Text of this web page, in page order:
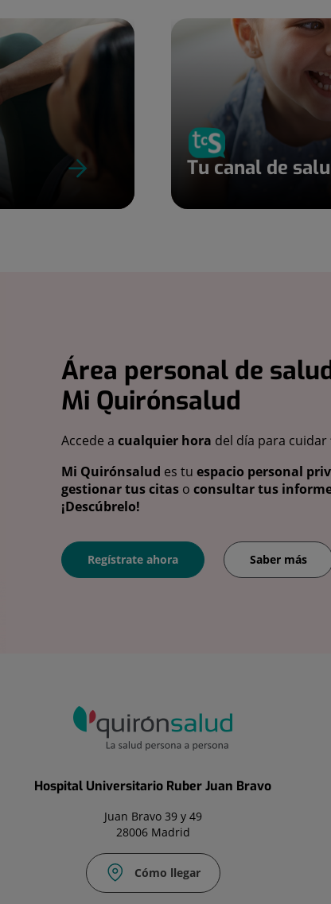
Tu canal de
Área personal de
Mi Quirónsalud
Accede a cualquier hora del día para cuidar
Mi Quirónsalud es tu espacio personal
gestionar tus citas o consultar tus
¡Descúbrelo!
Regístrate ahora Saber más
Hospital Universitario Ruber Juan Bravo
Juan Bravo 39 y 49
28006 Madrid
Cómo llegar